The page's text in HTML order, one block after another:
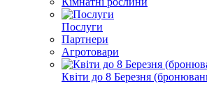
Послуги
Партнери
Агротовари
Квіти до 8 Березня